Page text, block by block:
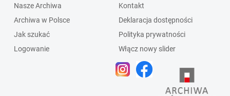
Nasze Archiwa
Archiwa w Polsce
Jak szukać
Logowanie
Kontakt
Deklaracja dostępności
Polityka prywatności
Włącz nowy slider